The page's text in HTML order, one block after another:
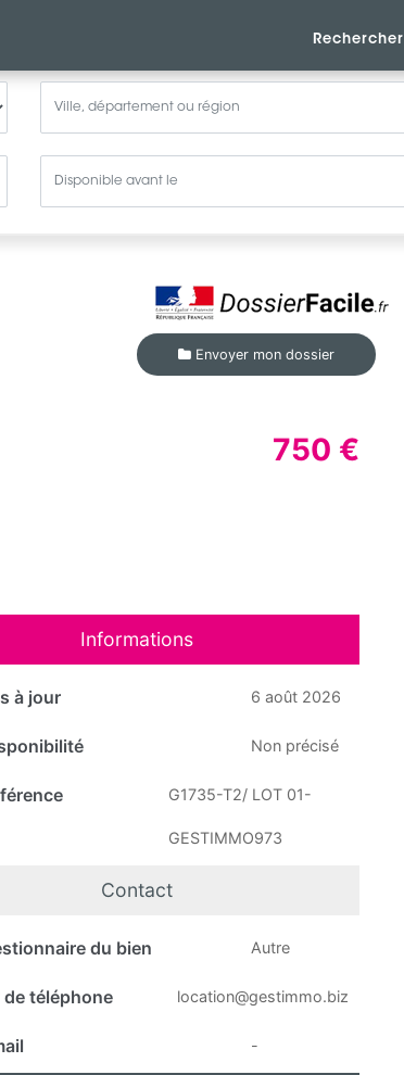
Rechercher
Envoyer mon dossier
750 €
Informations
à jour 6 août 2026
Non précisé
G1735-T2/ LOT 01-
GESTIMMO973
Contact
du bien Autre
de téléphone location@gestimmo.biz
-